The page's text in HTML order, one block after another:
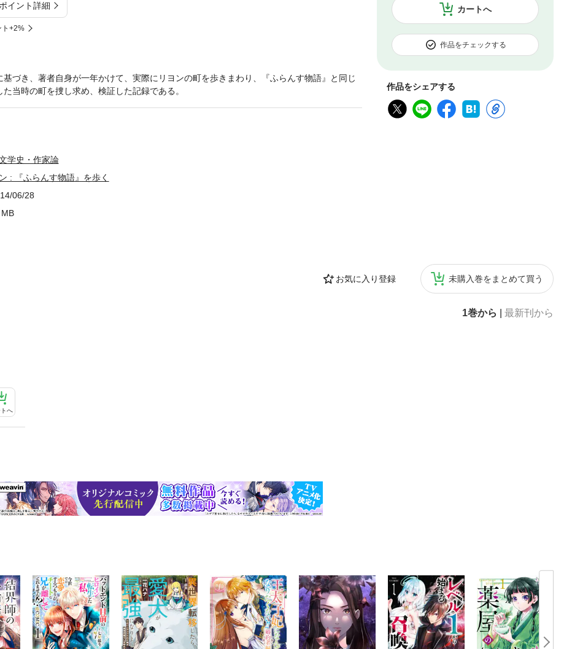
ポイント詳細
ト+2%
カートへ
作品をチェックする
作品をシェアする
お気に入り登録 未購入巻をまとめて買う
1巻から 最新刊から
へ
づき、著者自身が一年かけて、実際にリヨンの町を歩きまわり、『ふらんす物語』と同じ
当時の町を捜し求め、検証した記録である。
学史・作家論
: 『ふらんす物語』を歩く
06/28